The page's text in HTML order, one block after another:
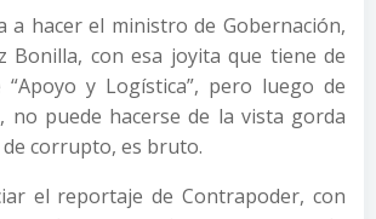
a hacer el ministro de Gobernación,
Bonilla, con esa joyita que tiene de
“Apoyo y Logística”, pero luego de
no puede hacerse de la vista gorda
de corrupto, es bruto.
el reportaje de Contrapoder, con